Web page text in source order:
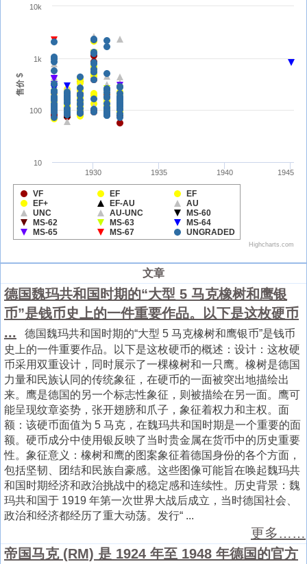
文章
德国魏玛共和国时期的“大型 5 马克橡树和鹰银
币”是钱币史上的一件重要作品。以下是这枚硬币
... 德国魏玛共和国时期的“大型 5 马克橡树和鹰银币”是钱币
史上的一件重要作品。以下是这枚硬币的概述：设计：这枚硬
币采用双重设计，同时展示了一棵橡树和一只鹰。橡树是德国
力量和民族认同的传统象征，在硬币的一面被突出地描绘出
来。鹰是德国的另一个标志性象征，则被描绘在另一面。鹰可
能呈现纹章姿势，张开翅膀和爪子，象征着权力和主权。面
额：该硬币面值为 5 马克，在魏玛共和国时期是一个重要的面
额。硬币成分中使用银反映了当时贵金属在货币中的历史重要
性。象征意义：橡树和鹰的图案象征着德国身份的各个方面，
包括坚韧、团结和民族自豪感。这些图像可能旨在唤起魏玛共
和国时期经济和政治挑战中的稳定感和连续性。历史背景：魏
玛共和国于 1919 年第一次世界大战后成立，当时德国社会、
政治和经济都经历了重大动荡。发行“ ...
更多……
帝国马克 (RM) 是 1924 年至 1948 年德国的官方